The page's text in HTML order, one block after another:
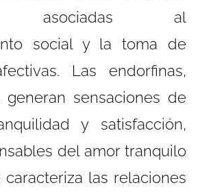
asociadas al
social y la toma de
Las endorfinas,
generan sensaciones de
y satisfacción,
del amor tranquilo
las relaciones